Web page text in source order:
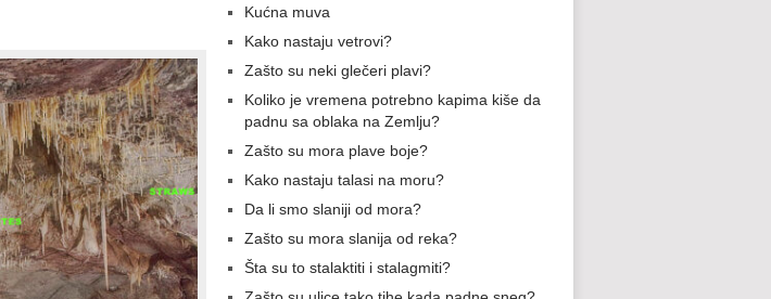
Kućna muva
Kako nastaju vetrovi?
Zašto su neki glečeri plavi?
Koliko je vremena potrebno kapima kiše da
padnu sa oblaka na Zemlju?
Zašto su mora plave boje?
Kako nastaju talasi na moru?
Da li smo slaniji od mora?
Zašto su mora slanija od reka?
Šta su to stalaktiti i stalagmiti?